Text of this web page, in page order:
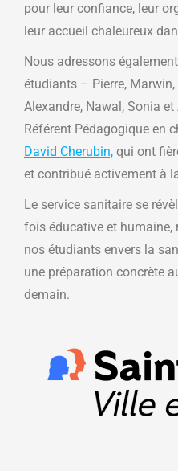
pour leur confiance, leur
leur accueil chaleureux
Nous adressons
étudiants – Pierre, Marwin,
Alexandre, Nawal, Sonia
Référent Pédagogique en
David Cherubin, qui ont
et contribué activement à
Le service sanitaire se
fois éducative et humaine,
nos étudiants envers la
une préparation concrète
demain.